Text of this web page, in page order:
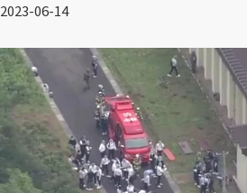
2023-06-14